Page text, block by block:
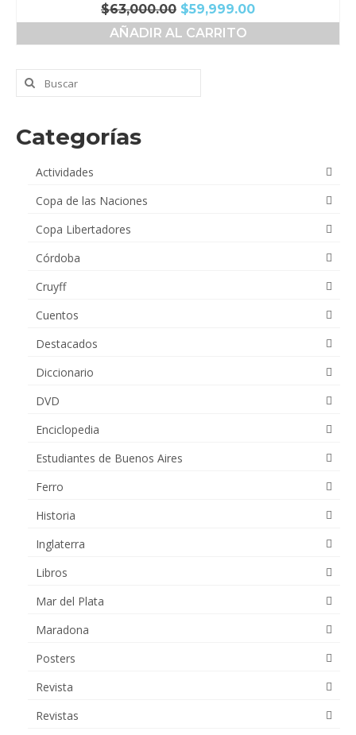
$63,000.00 El
precio
original
$63,000.00.
$59,999.00El
precio
AÑADIR AL CARRITO
Buscar
por:
Categorías
Actividades
Copa de las Naciones
Copa Libertadores
Córdoba
Cruyff
Cuentos
Destacados
Diccionario
DVD
Enciclopedia
Estudiantes de Buenos Aires
Ferro
Historia
Inglaterra
Libros
Mar del Plata
Maradona
Posters
Revista
Revistas